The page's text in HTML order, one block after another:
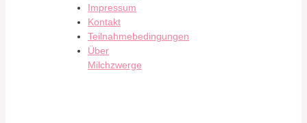
Impressum
Kontakt
Teilnahmebedingungen
Über
Milchzwerge